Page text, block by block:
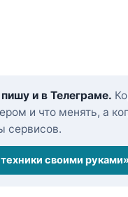
и в Телеграме.
и что менять, а
сервисов.
своими руками»